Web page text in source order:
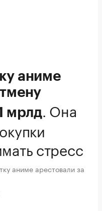
аниме
мрлд. Она
стресс
аниме арестовали за